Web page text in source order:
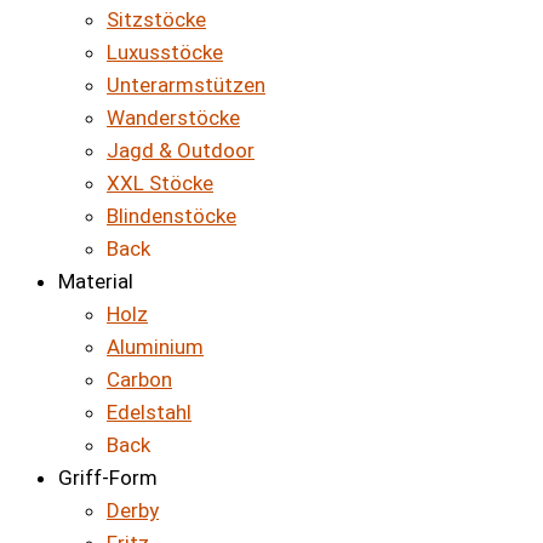
Sitzstöcke
Luxusstöcke
Unterarmstützen
Wanderstöcke
Jagd & Outdoor
XXL Stöcke
Blindenstöcke
Back
Material
Holz
Aluminium
Carbon
Edelstahl
Back
Griff-Form
Derby